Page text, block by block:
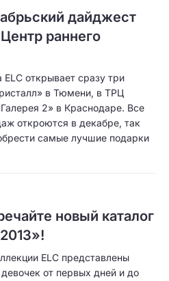
дайджест
раннего
открывает сразу три
в Тюмени, в ТРЦ
2» в Краснодаре. Все
откроются в декабре, так
самые лучшие подарки
новый каталог
ELC представлены
от первых дней и до